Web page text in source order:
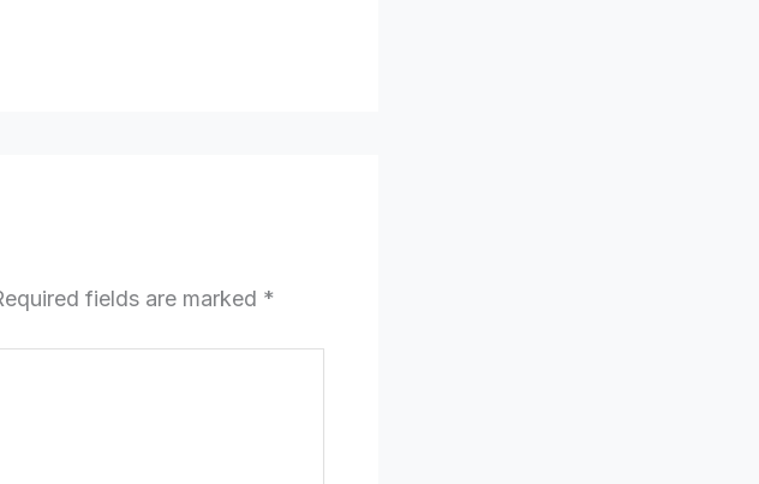
fields are marked *